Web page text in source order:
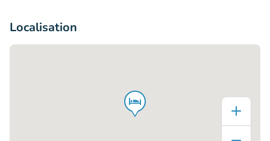
Localisation